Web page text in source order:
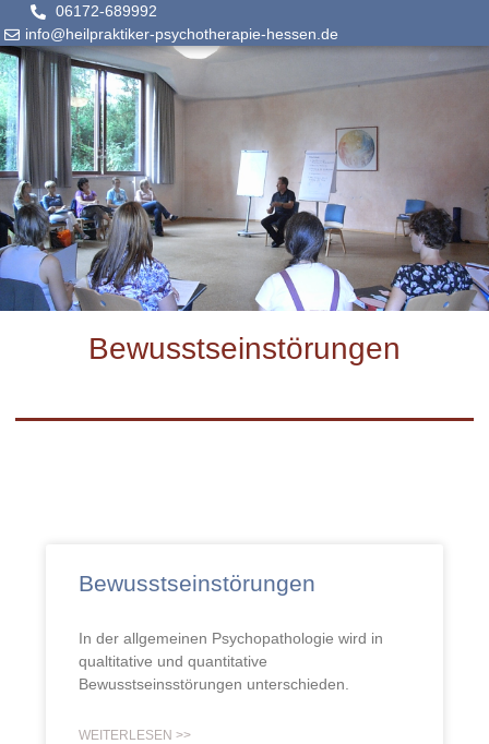
06172-689992
info@heilpraktiker-psychotherapie-hessen.de
Bewusstseinstörungen
Bewusstseinstörungen
In der allgemeinen Psychopathologie wird in
qualtitative und quantitative
Bewusstseinsstörungen unterschieden.
WEITERLESEN >>